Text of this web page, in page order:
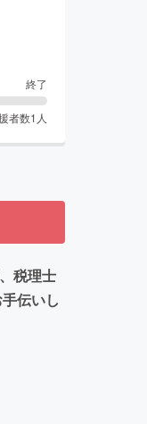
終了
者数1 人
税理士
伝いし